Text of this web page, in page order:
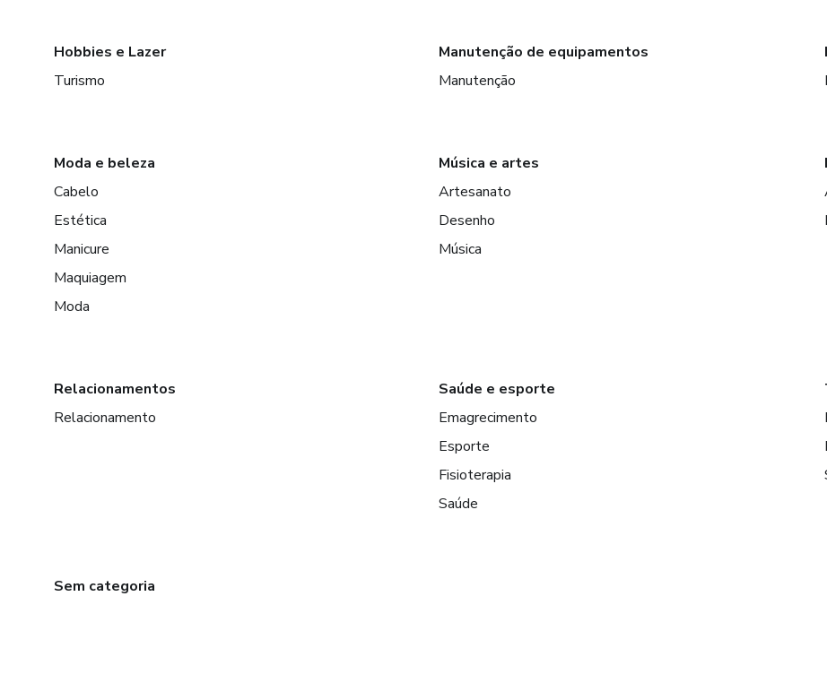
Hobbies e Lazer
Turismo
Manutenção de equipamentos
Manutenção
Moda e beleza
Cabelo
Estética
Manicure
Maquiagem
Moda
Música e artes
Artesanato
Desenho
Música
Relacionamentos
Relacionamento
Saúde e esporte
Emagrecimento
Esporte
Fisioterapia
Saúde
Sem categoria